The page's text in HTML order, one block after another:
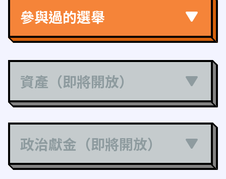
參與過的選舉
資產（即將開放）
政治獻金（即將開放）